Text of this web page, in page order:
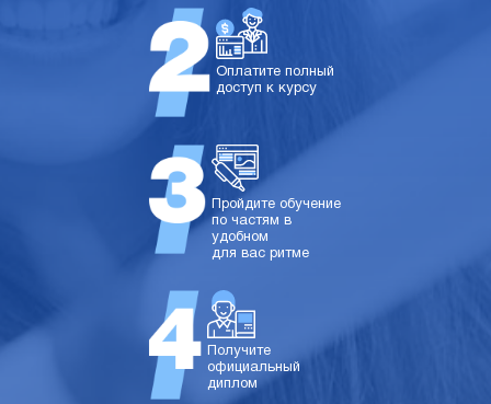
Оплатите полный
доступ к курсу
Пройдите обучение
по частям в
удобном
для вас ритме
Получите
официальный
диплом